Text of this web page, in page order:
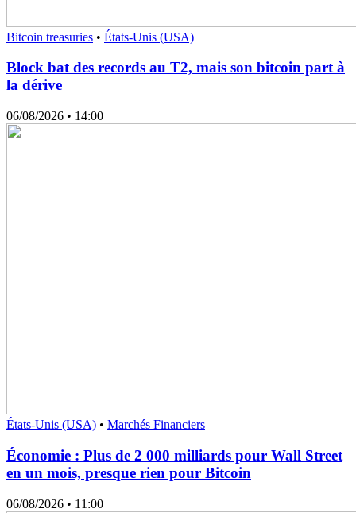
Bitcoin treasuries • États-Unis (USA)
Block bat des records au T2, mais son bitcoin part à
la dérive
06/08/2026 • 14:00
États-Unis (USA) • Marchés Financiers
Économie : Plus de 2 000 milliards pour Wall Street
en un mois, presque rien pour Bitcoin
06/08/2026 • 11:00